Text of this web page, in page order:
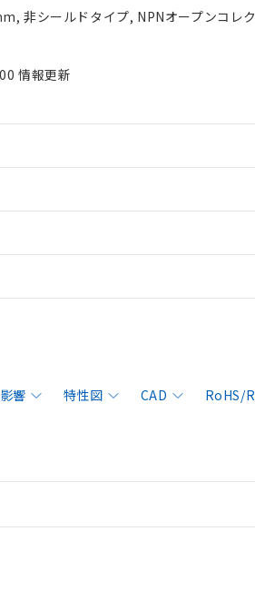
非シールドタイプ, NPNオープンコレ
情報更新
響 特性図 CAD
RoHS/